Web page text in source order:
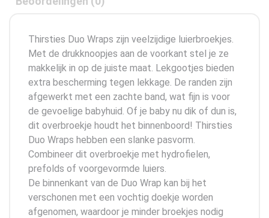
Thirsties Duo Wraps zijn veelzijdige luierbroekjes.
Met de drukknoopjes aan de voorkant stel je ze
makkelijk in op de juiste maat. Lekgootjes bieden
extra bescherming tegen lekkage. De randen zijn
afgewerkt met een zachte band, wat fijn is voor
de gevoelige babyhuid. Of je baby nu dik of dun is,
dit overbroekje houdt het binnenboord! Thirsties
Duo Wraps hebben een slanke pasvorm.
Combineer dit overbroekje met hydrofielen,
prefolds of voorgevormde luiers.
De binnenkant van de Duo Wrap kan bij het
verschonen met een vochtig doekje worden
afgenomen, waardoor je minder broekjes nodig